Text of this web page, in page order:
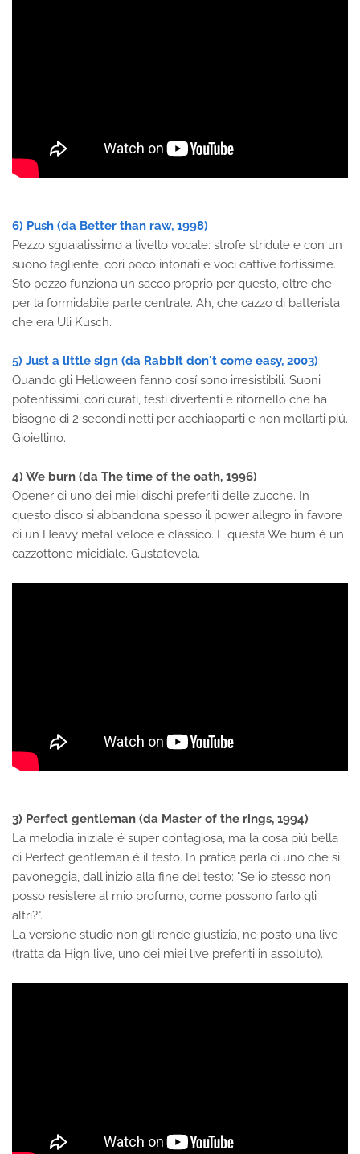
6) Push (da Better than raw, 1998)
Pezzo sguaiatissimo a livello vocale: strofe stridule e con un
suono tagliente, cori poco intonati e voci cattive fortissime.
Sto pezzo funziona un sacco proprio per questo, oltre che
per la formidabile parte centrale. Ah, che cazzo di batterista
che era Uli Kusch.
5) Just a little sign (da Rabbit don't come easy, 2003)
Quando gli Helloween fanno cosí sono irresistibili. Suoni
potentissimi, cori curati, testi divertenti e ritornello che ha
bisogno di 2 secondi netti per acchiapparti e non mollarti piú.
Gioiellino.
4) We burn (da The time of the oath, 1996)
Opener di uno dei miei dischi preferiti delle zucche. In
questo disco si abbandona spesso il power allegro in favore
di un Heavy metal veloce e classico. E questa We burn é un
cazzottone micidiale. Gustatevela.
3) Perfect gentleman (da Master of the rings, 1994)
La melodia iniziale é super contagiosa, ma la cosa piú bella
di Perfect gentleman é il testo. In pratica parla di uno che si
pavoneggia, dall'inizio alla fine del testo: "Se io stesso non
posso resistere al mio profumo, come possono farlo gli
altri?".
La versione studio non gli rende giustizia, ne posto una live
(tratta da High live, uno dei miei live preferiti in assoluto).